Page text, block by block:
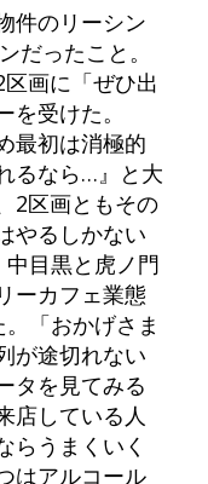
件のリーシン
だったこと。
画に「ぜひ出
受けた。
最初は消極的
るなら…』と大
2区画ともその
やるしかない
目黒と虎ノ門
ーカフェ業態
「おかげさま
が途切れない
タを見てみる
店している人
らうまくいく
はアルコール